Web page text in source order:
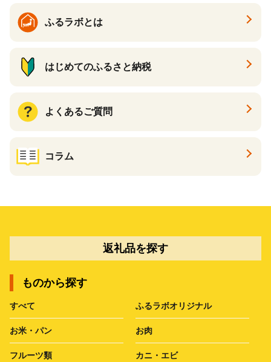
ふるラボとは
はじめてのふるさと納税
よくあるご質問
コラム
返礼品を探す
ものから探す
すべて ふるラボオリジナル
お米・パン お肉
フルーツ類 カニ・エビ